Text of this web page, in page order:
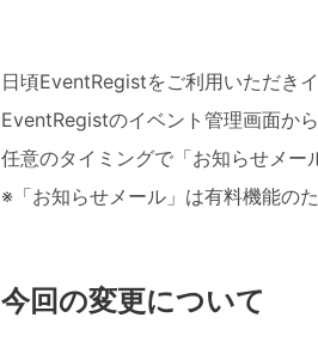
日頃EventRegistをご利用いただき
EventRegistのイベント管理画面か
任意のタイミングで「お知らせメー
※「お知らせメール」は有料機能の
今回の変更について